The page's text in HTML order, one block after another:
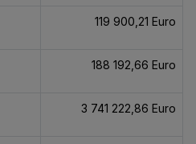
119 900,21 Euro
188 192,66 Euro
3 741 222,86 Euro